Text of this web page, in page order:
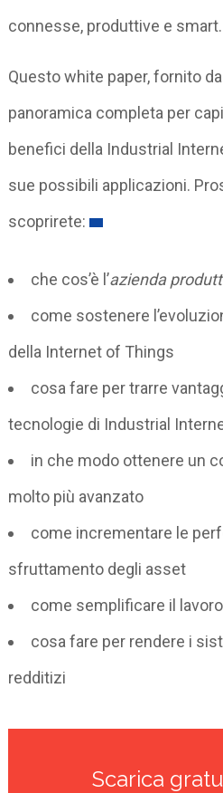
connesse, produttive e smart.
Questo white paper, fornito
panoramica completa per
benefici della Industrial
sue possibili applicazioni.
scoprirete:
che cos’è l’azienda
come sostenere
della Internet of Things
cosa fare per trarre
tecnologie di Industrial
in che modo ottenere un
molto più avanzato
come incrementare le
sfruttamento degli asset
come semplificare il
cosa fare per rendere i
redditizi
Scarica